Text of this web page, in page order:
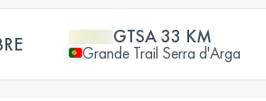
GTSA 33 KM
Grande Trail Serra d'Arga